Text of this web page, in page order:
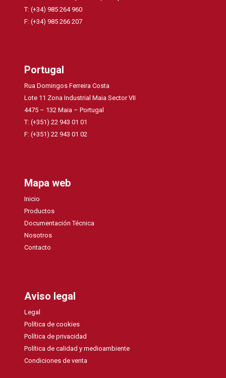
T: (+34) 985 264 960
F: (+34) 985 266 207
Portugal
Rua Domingos Ferreira Costa
Lote 11 Zona Industrial Maia Sector VII
4475 – 132 Maia – Portugal
T: (+351) 22 943 01 01
F: (+351) 22 943 01 02
Mapa web
Inicio
Productos
Documentación Técnica
Nosotros
Contacto
Aviso legal
Legal
Política de cookies
Política de privacidad
Política de calidad y medioambiente
Condiciones de venta